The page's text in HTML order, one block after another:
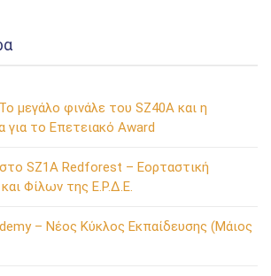
μεγάλο φινάλε του SZ40A και η
για το Επετειακό Award
SZ1A Redforest – Εορταστική
Φίλων της Ε.Ρ.Δ.Ε.
– Νέος Κύκλος Εκπαίδευσης (Μάιος